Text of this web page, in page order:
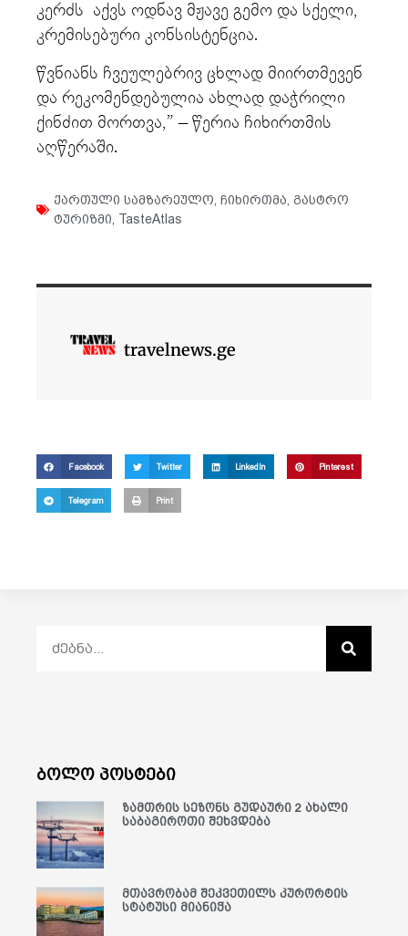
კერძს აქვს ოდნავ მჟავე გემო და სქელი,
კრემისებური კონსისტენცია.
წვნიანს ჩვეულებრივ ცხლად მიირთმევენ
და რეკომენდებულია ახლად დაჭრილი
ქინძით მორთვა,” – წერია ჩიხირთმის
აღწერაში.
ქართული სამზარეულო ჩიხირთმა გასტრო
ტურიზმი TasteAtlas
travelnews.ge
Facebook Twitter LinkedIn Pinterest
Telegram Print
ბოლო პოსტები
ზამთრის სეზონს გუდაური 2 ახალი
საბაგიროთი შეხვდება
მთავრობამ შეკვეთილს კურორტის
სტატუსი მიანიჭა